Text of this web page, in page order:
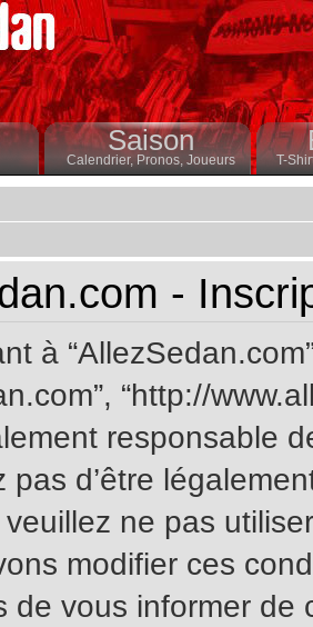
Saison
Calendrier,Pronos, Joueurs T-
-
à
“http://
responsable
pas d’être
ne pas
modifier ces
de vous informer